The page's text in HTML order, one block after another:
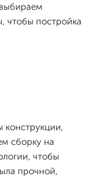
чтобы постройка
конструкции,
сборку на
чтобы
прочной,